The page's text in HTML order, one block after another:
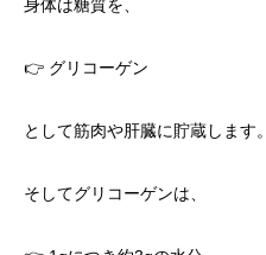
身体は糖質を、
👉 グリコーゲン
として筋肉や肝臓に貯蔵します。
そしてグリコーゲンは、